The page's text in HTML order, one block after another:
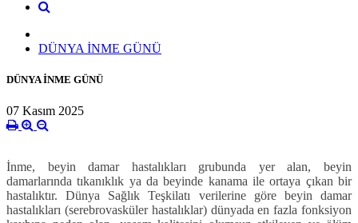
DÜNYA İNME GÜNÜ
DÜNYA İNME GÜNÜ
07 Kasım 2025
İnme, beyin damar hastalıkları grubunda yer alan, beyin
damarlarında tıkanıklık ya da beyinde kanama ile ortaya çıkan bir
hastalıktır. Dünya Sağlık Teşkilatı verilerine göre beyin damar
hastalıkları (serebrovasküler hastalıklar) dünyada en fazla fonksiyon